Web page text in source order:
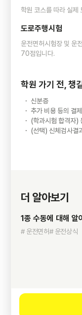
학원 코스를 따라 실제
도로주행시험
운전면허시험장 및 운
70점입니다.
학원 가기 전, 챙
신분증
추가 비용 등의 결
(학과시험 합격자)
(선택) 신체검사결
더 알아보기
1종 수동에 대해 알
# 운전면허# 운전상식